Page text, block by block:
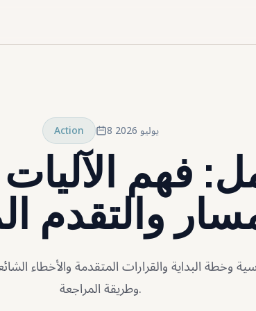
Action 8 يوليو 2026
والتقدم
وطريقة المراجعة.